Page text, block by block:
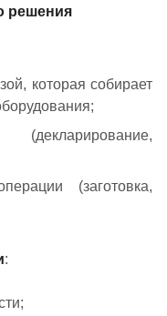
решения
которая собирает
(заготовка,
: